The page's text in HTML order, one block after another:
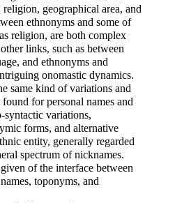
geographical area, and
ethnonyms and some of
religion, are both complex
links, such as between
and ethnonyms and
onomastic dynamics.
same kind of variations and
for personal names and
syntactic variations,
forms, and alternative
entity, generally regarded
spectrum of nicknames.
of the interface between
toponyms, and